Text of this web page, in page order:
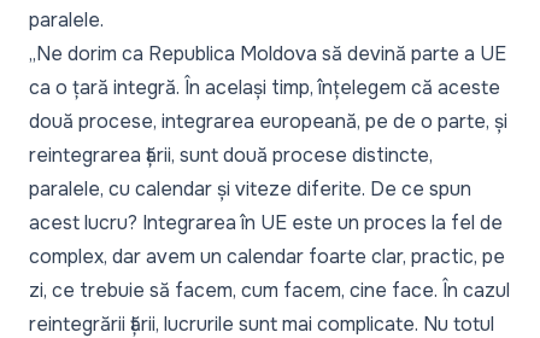
paralele.
„Ne dorim ca Republica Moldova să devină parte a UE
ca o țară integră. În același timp, înțelegem că aceste
două procese, integrarea europeană, pe de o parte, și
reintegrarea țării, sunt două procese distincte,
paralele, cu calendar și viteze diferite. De ce spun
acest lucru? Integrarea în UE este un proces la fel de
complex, dar avem un calendar foarte clar, practic, pe
zi, ce trebuie să facem, cum facem, cine face. În cazul
reintegrării țării, lucrurile sunt mai complicate. Nu totul